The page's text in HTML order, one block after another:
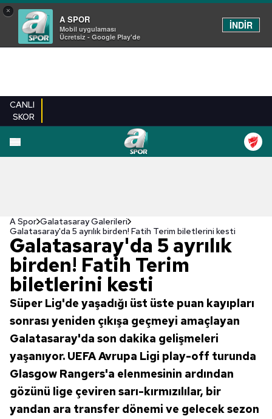
×
A SPOR
Mobil uygulaması
Ücretsiz - Google Play'de
İNDİR
CANLI
SKOR
EN YENILER
A Spor Galatasaray Galerileri
Galatasaray'da 5 ayrılık birden! Fatih Terim biletlerini kesti
Galatasaray'da 5 ayrılık
birden! Fatih Terim
biletlerini kesti
Süper Lig'de yaşadığı üst üste puan kayıpları
sonrası yeniden çıkışa geçmeyi amaçlayan
Galatasaray'da son dakika gelişmeleri
yaşanıyor. UEFA Avrupa Ligi play-off turunda
Glasgow Rangers'a elenmesinin ardından
gözünü lige çeviren sarı-kırmızılılar, bir
yandan ara transfer dönemi ve gelecek sezon